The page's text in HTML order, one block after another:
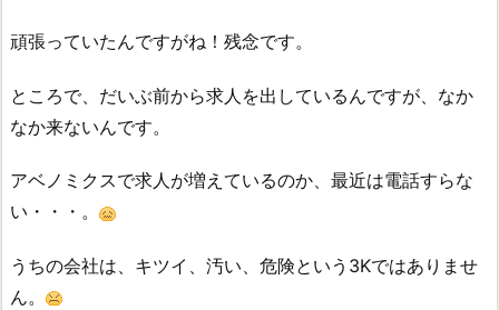
頑張っていたんですがね！残念です。
ところで、だいぶ前から求人を出しているんですが、なか
なか来ないんです。
アベノミクスで求人が増えているのか、最近は電話すらな
い・・・。
うちの会社は、キツイ、汚い、危険という3Kではありませ
ん。